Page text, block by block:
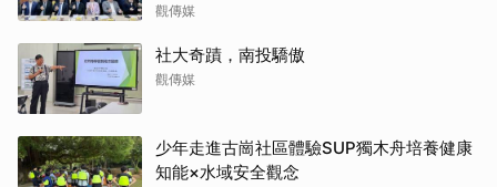
觀傳媒
社大奇蹟，南投驕傲
觀傳媒
少年走進古崗社區體驗SUP獨木舟培養健康
知能×水域安全觀念